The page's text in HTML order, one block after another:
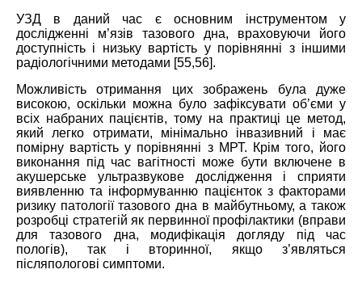
УЗД в даний час є основним інструментом у
дослідженні м’язів тазового дна, враховуючи його
доступність і низьку вартість у порівнянні з іншими
радіологічними методами [55,56].
Можливість отримання цих зображень була дуже
високою, оскільки можна було зафіксувати об’єми у
всіх набраних пацієнтів, тому на практиці це метод,
який легко отримати, мінімально інвазивний і має
помірну вартість у порівнянні з МРТ. Крім того, його
виконання під час вагітності може бути включене в
акушерське ультразвукове дослідження і сприяти
виявленню та інформуванню пацієнток з факторами
ризику патології тазового дна в майбутньому, а також
розробці стратегій як первинної профілактики (вправи
для тазового дна, модифікація догляду під час
пологів), так і вторинної, якщо з’являться
післяпологові симптоми.